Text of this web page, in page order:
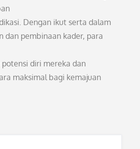
Dengan ikut serta dalam
dan pembinaan kader, para
diri mereka dan
maksimal bagi kemajuan